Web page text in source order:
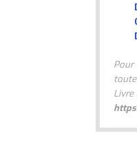
Pour
Livre